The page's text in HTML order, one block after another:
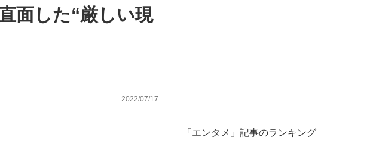
面した“厳しい現
2022/07/17
「エンタメ」記事のランキング